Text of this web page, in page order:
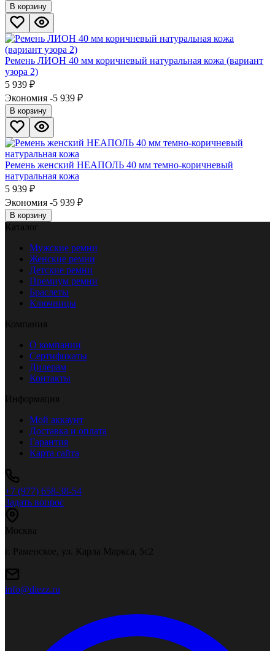
В корзину
Ремень ЛИОН 40 мм коричневый натуральная кожа (вариант
узора 2)
5 939 ₽
Экономия -5 939 ₽
В корзину
Ремень женский НЕАПОЛЬ 40 мм темно-коричневый
натуральная кожа
5 939 ₽
Экономия -5 939 ₽
В корзину
Каталог
Мужские ремни
Женские ремни
Детские ремни
Премиум ремни
Браслеты
Ключницы
Компания
О компании
Сертификаты
Дилерам
Контакты
Информация
Мой аккаунт
Доставка и оплата
Гарантия
Карта сайта
+7 (977) 658-38-54
Задать вопрос
Москва
г. Раменское, ул. Карла Маркса, 5с2
info@diezz.ru